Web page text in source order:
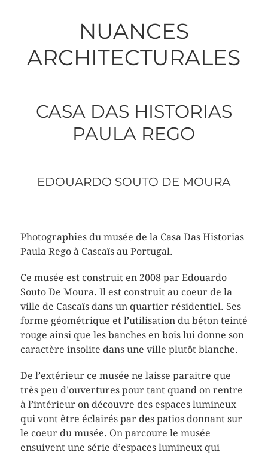
NUANCES
ARCHITECTURALES
CASA DAS HISTORIAS
PAULA REGO
EDOUARDO SOUTO DE MOURA
Photographies du musée de la Casa Das Historias
Paula Rego à Cascaïs au Portugal.
Ce musée est construit en 2008 par Edouardo
Souto De Moura. Il est construit au coeur de la
ville de Cascaïs dans un quartier résidentiel. Ses
forme géométrique et l’utilisation du béton teinté
rouge ainsi que les banches en bois lui donne son
caractère insolite dans une ville plutôt blanche.
De l’extérieur ce musée ne laisse paraitre que
très peu d’ouvertures pour tant quand on rentre
à l’intérieur on découvre des espaces lumineux
qui vont être éclairés par des patios donnant sur
le coeur du musée. On parcoure le musée
ensuivent une série d’espaces lumineux qui